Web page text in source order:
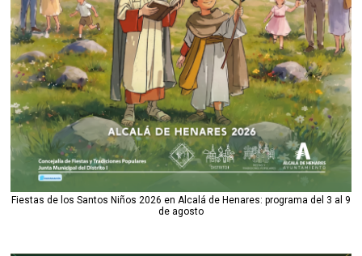
Fiestas de los Santos Niños 2026 en Alcalá de Henares: programa del 3 al 9
de agosto